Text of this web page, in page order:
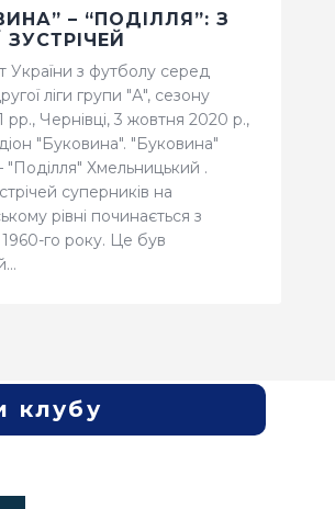
– “ПОДІЛЛЯ”: З
ЗУСТРІЧЕЙ
України з футболу серед
ліги групи "А", сезону
рр., Чернівці, 3 жовтня 2020 р.,
"Буковина". "Буковина"
"Поділля" Хмельницький .
суперників на
рівні починається з
го року. Це був
клубу